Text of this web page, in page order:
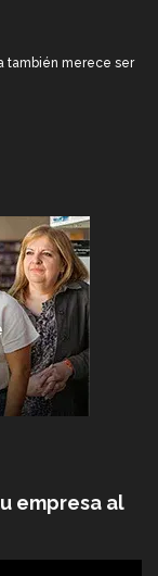
también merece ser
empresa al